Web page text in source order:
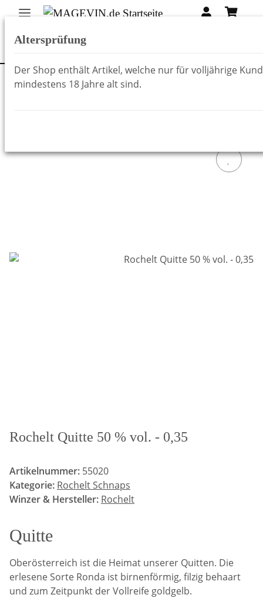
Rochelt Quitte 50 % vol. - 0,35
Artikelnummer: 55020
Kategorie: Rochelt Schnaps
Winzer & Hersteller: Rochelt
Quitte
Oberösterreich ist die Heimat unserer Quitten. Die
erlesene Sorte Ronda ist birnenförmig, filzig behaart
und zum Zeitpunkt der Vollreife goldgelb.
Altersprüfung
Der Shop enthält Artikel, welche nur für volljährige
mindestens 18 Jahre alt sind.